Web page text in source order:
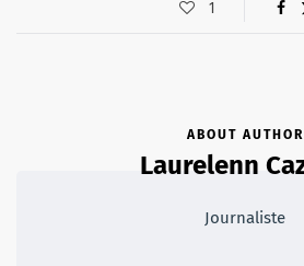
1
ABOUT AUTHOR
Laurelenn
Journaliste